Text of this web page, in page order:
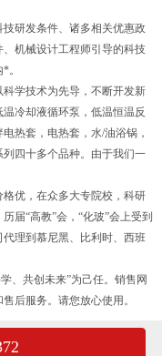
研发条件、诸多相关优惠政
机械设计工程师引导的科技
。
学技术为先导，不断开发新
冷却液循环泵，低温恒温反
热套，电热套，水/油浴锅，
四十多个品种。由于我们一
优，在众多大专院校，科研
届“高教”会，“化玻”会上受到
理到慕尼黑、比利时、西班
、共创未来”为己任。销售网
后服务。请您放心使用。